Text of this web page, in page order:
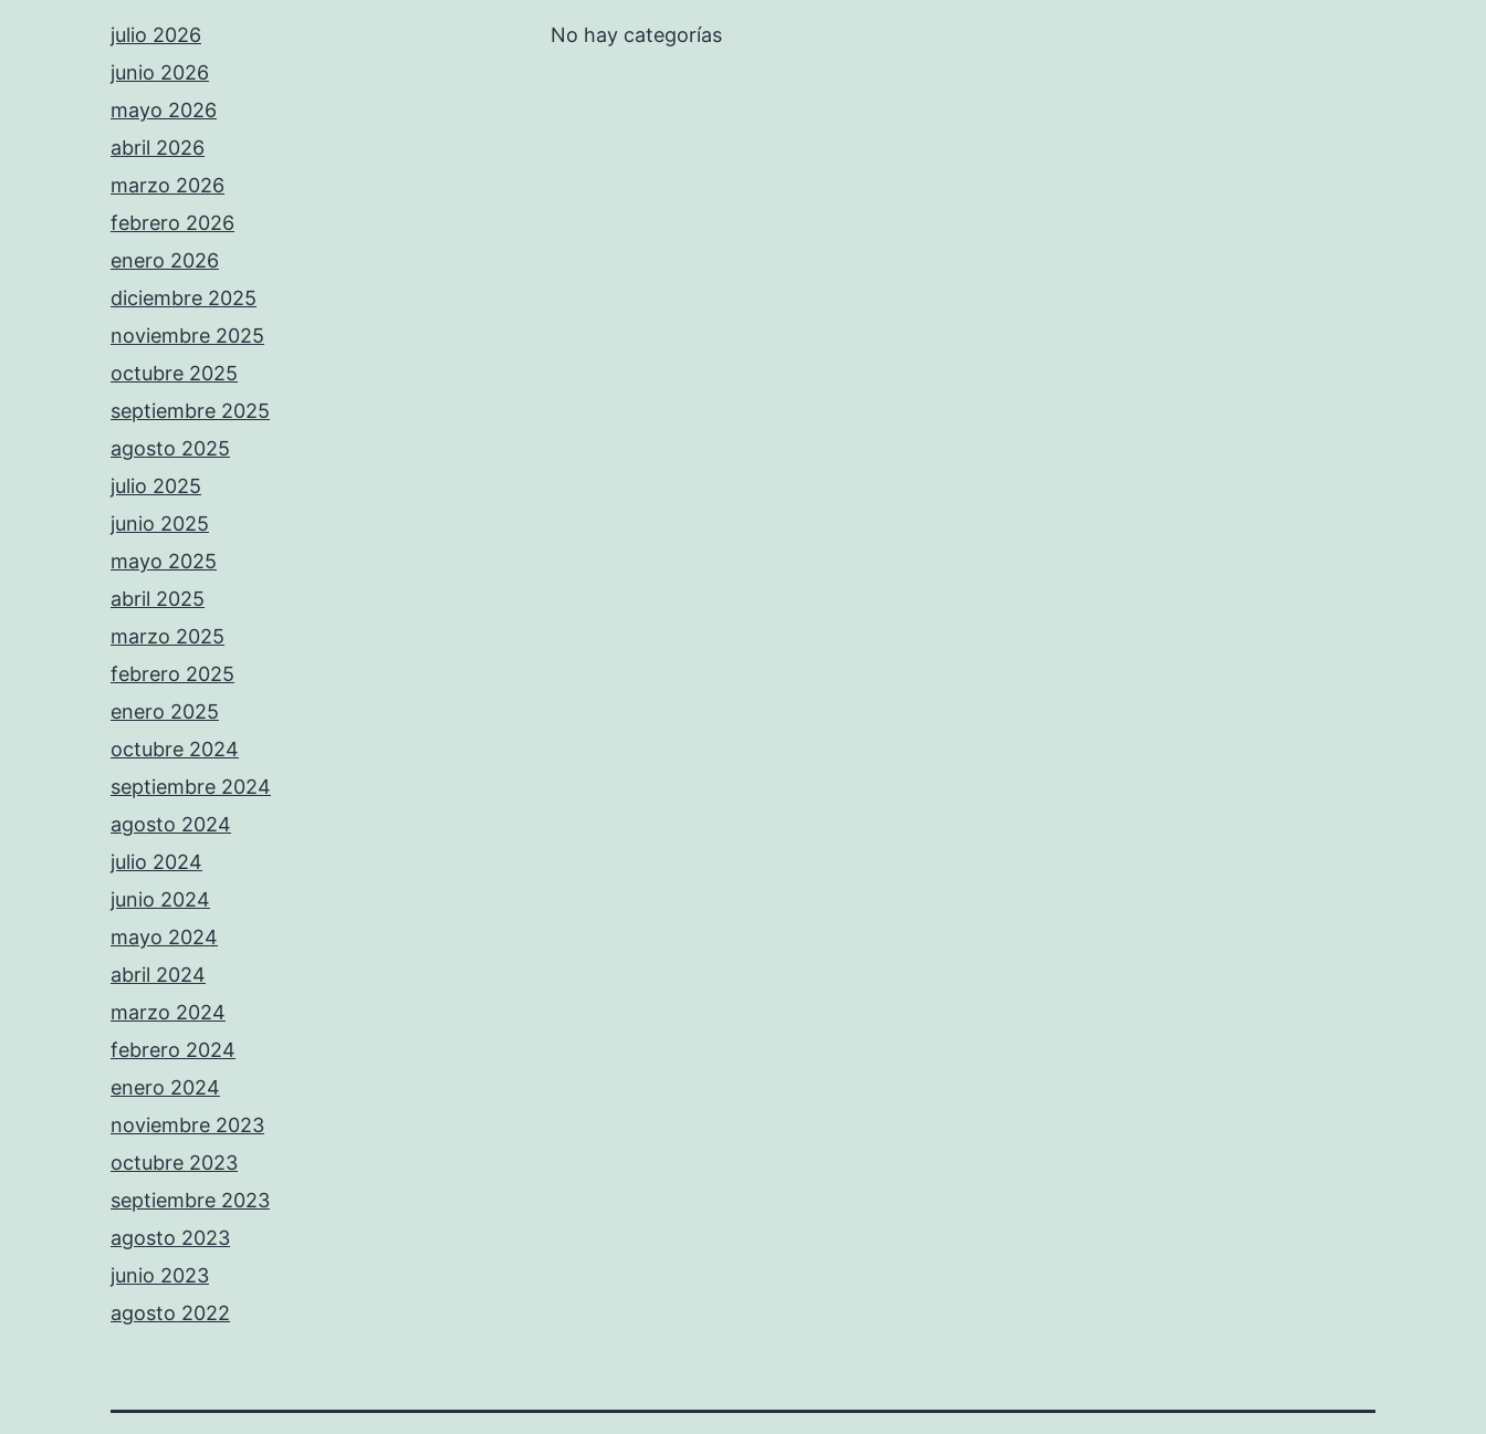
julio 2026
junio 2026
mayo 2026
abril 2026
marzo 2026
febrero 2026
enero 2026
diciembre 2025
noviembre 2025
octubre 2025
septiembre 2025
agosto 2025
julio 2025
junio 2025
mayo 2025
abril 2025
marzo 2025
febrero 2025
enero 2025
octubre 2024
septiembre 2024
agosto 2024
julio 2024
junio 2024
mayo 2024
abril 2024
marzo 2024
febrero 2024
enero 2024
noviembre 2023
octubre 2023
septiembre 2023
agosto 2023
junio 2023
agosto 2022
No hay categorías